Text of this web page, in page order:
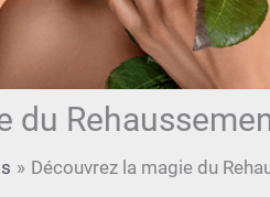
du
Découvrez la magie du